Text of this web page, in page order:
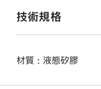
技術規格
材質 : 液態矽膠